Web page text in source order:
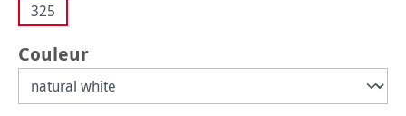
325
Sélectionnez
Couleur